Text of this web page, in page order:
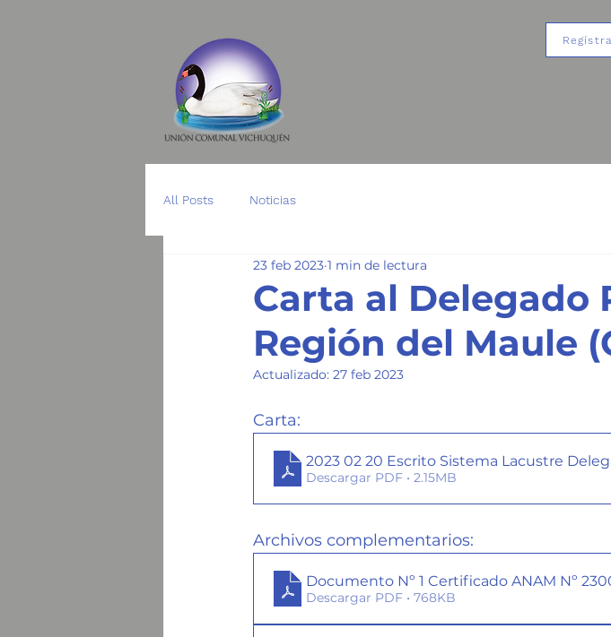
All Posts Noticias
Carta al Delegado
Región del Maule
23 feb 2023 1 min de lectura
Actualizado: 27 feb 2023
Carta:
2023 02 20 Escrito Sistema Lacustre
Descargar PDF • 2.15MB
Archivos complementarios:
Documento Nº 1 Certificado ANAM Nº
Descargar PDF • 768KB